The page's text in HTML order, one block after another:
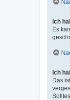
Ich
Es
Ich
Das